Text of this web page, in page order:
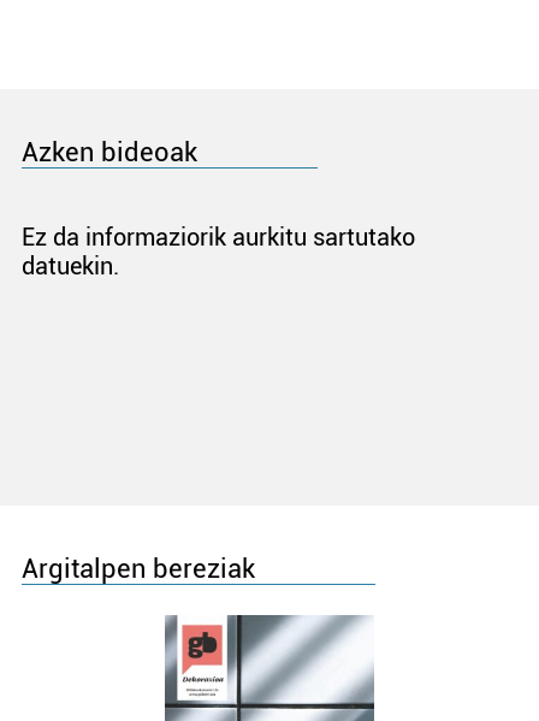
Azken bideoak
Ez da informaziorik aurkitu sartutako
datuekin.
Argitalpen bereziak